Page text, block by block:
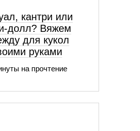
кантри или
долл? Вяжем
для кукол
руками
на прочтение